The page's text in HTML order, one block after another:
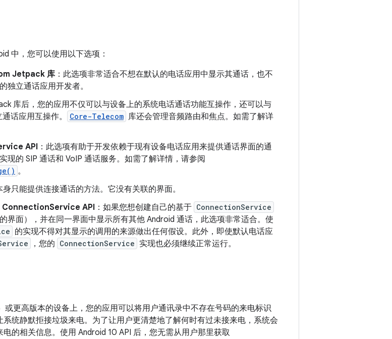
中，您可以使用以下选项：
Jetpack 库 ：此选项非常适合不想在默认的电话应用中显示其通话，也不
独立通话应用开发者。
库后，您的应用不仅可以与设备上的系统电话通话功能互操作，还可以与
话应用互操作。
Core-Telecom 库还会管理音频路由和焦点。如需了解详
API ：此选项有助于开发依赖于现有设备电话应用来提供通话界面的通
现的 SIP 通话和 VoIP 通话服务。如需了解详情，请参阅
。
身只能提供连接通话的方法。它没有关联的界面。
ConnectionService API ：如果您想创建自己的基于 ConnectionService
界面），并在同一界面中显示所有其他 Android 通话，此选项非常适合。使
的实现不得对其显示的调用的来源做出任何假设。此外，即使默认电话应
，您的 ConnectionService 实现也必须继续正常运行。
或更高版本的设备上，您的应用可以将用户通讯录中不存在号码的来电标识
统静默拒接垃圾来电。为了让用户更清楚地了解何时有过未接来电，系统会
的相关信息。使用 Android 10 API 后，您无需从用户那里获取